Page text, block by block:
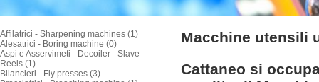
Affilatrici - Sharpening machines (1)
Alesatrici - Boring machine (0)
Aspi e Asservimeti - Decoiler - Slave -
Reels (1)
Bilancieri - Fly presses (3)
Macchine utensili
Cattaneo si